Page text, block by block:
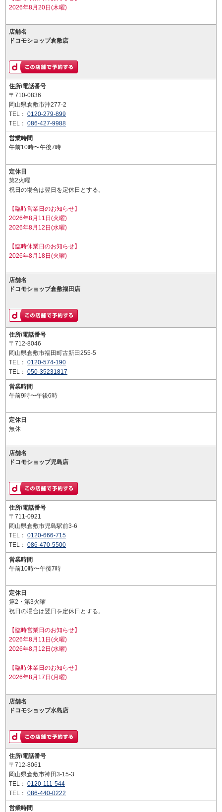
2026年8月20日(木曜)
店舗名
ドコモショップ倉敷店
住所/電話番号
〒710-0836
岡山県倉敷市沖277-2
TEL： 0120-279-899
TEL： 086-427-9988
営業時間
午前10時〜午後7時
定休日
第2火曜
祝日の場合は翌日を定休日とする。
【臨時営業日のお知らせ】
2026年8月11日(火曜)
2026年8月12日(水曜)
【臨時休業日のお知らせ】
2026年8月18日(火曜)
店舗名
ドコモショップ倉敷福田店
住所/電話番号
〒712-8046
岡山県倉敷市福田町古新田255-5
TEL： 0120-574-190
TEL： 050-35231817
営業時間
午前9時〜午後6時
定休日
無休
店舗名
ドコモショップ児島店
住所/電話番号
〒711-0921
岡山県倉敷市児島駅前3-6
TEL： 0120-666-715
TEL： 086-470-5500
営業時間
午前10時〜午後7時
定休日
第2・第3火曜
祝日の場合は翌日を定休日とする。
【臨時営業日のお知らせ】
2026年8月11日(火曜)
2026年8月12日(水曜)
【臨時休業日のお知らせ】
2026年8月17日(月曜)
店舗名
ドコモショップ水島店
住所/電話番号
〒712-8061
岡山県倉敷市神田3-15-3
TEL： 0120-111-544
TEL： 086-440-0222
営業時間